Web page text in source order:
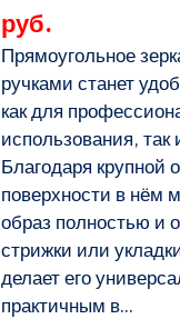
руб.
Прямоугольное
ручками станет
как для
использования, так
Благодаря крупной
поверхности в нём
образ полностью и
стрижки или
делает его
практичным в...